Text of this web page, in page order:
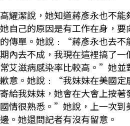
高耀潔說，她知道蔣彥永也不
她自己的原因是有工作在身，要
的傳單。她說﹕“蔣彥永也去不
期內去不成，我現在這裡搞了一
常艾滋病感染率比較高。”她並
歉意。她說﹕“我妹妹在美國定
寄給我妹妹，她會在大會上按著
國情很熟悉。”她說，上一次到
邊。她還問記者有沒有留意。